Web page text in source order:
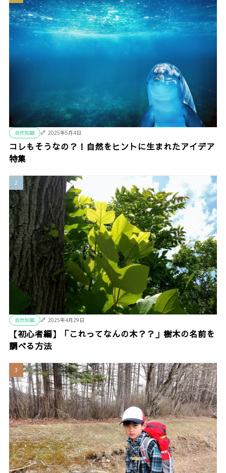
自然知識 2025年5月4日
コレもそうなの？！自然をヒントに生まれたアイデア
特集
自然知識 2025年4月29日
【初心者編】「これってなんの木？？」樹木の名前を
調べる方法